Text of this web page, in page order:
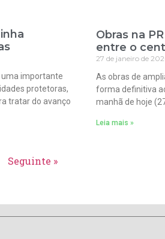
importante
protetoras,
tratar do avanço
Obras na
entre o
27 de janeiro de
As obras de
forma definitiva
manhã de hoje
Leia mais »
Seguinte »